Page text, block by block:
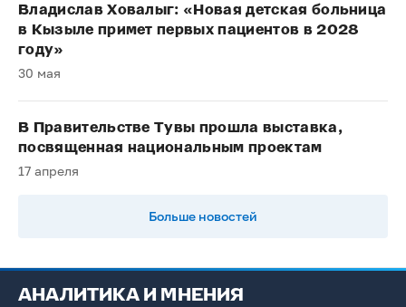
Владислав Ховалыг: «Новая детская больница
в Кызыле примет первых пациентов в 2028
году»
30 мая
В Правительстве Тувы прошла выставка,
посвященная национальным проектам
17 апреля
Больше новостей
АНАЛИТИКА И МНЕНИЯ